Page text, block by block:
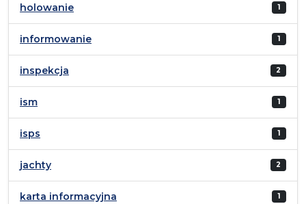
holowanie 1
informowanie 1
inspekcja 2
ism 1
isps 1
jachty 2
karta informacyjna 1